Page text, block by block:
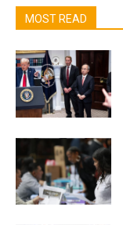
MOST READ